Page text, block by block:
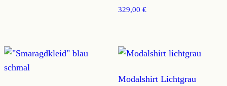
329,00 €
Modalshirt Lichtgrau